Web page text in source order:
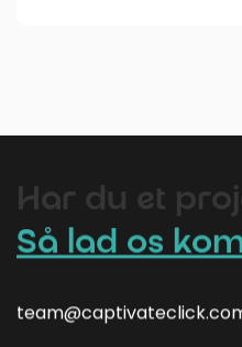
Har du et
Så lad os